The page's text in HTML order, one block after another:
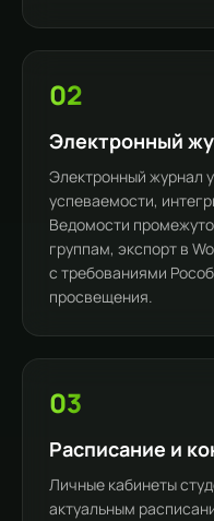
02
Электронный
Электронный журнал
успеваемости,
Ведомости
группам, экспорт в
с требованиями
просвещения.
03
Расписание и
Личные кабинеты
актуальным